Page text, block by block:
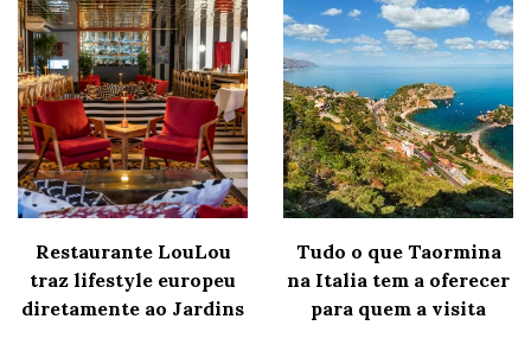
Restaurante LouLou
traz lifestyle europeu
diretamente ao Jardins
Tudo o que Taormina
na Italia tem a oferecer
para quem a visita